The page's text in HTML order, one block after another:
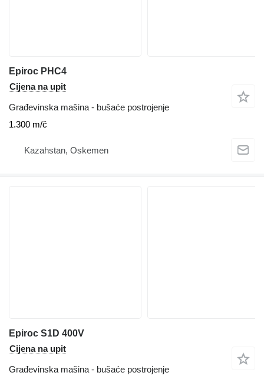
Epiroc PHC4
Cijena na upit
Građevinska mašina - bušaće postrojenje
1.300 m/č
Kazahstan, Oskemen
Epiroc S1D 400V
Cijena na upit
Građevinska mašina - bušaće postrojenje